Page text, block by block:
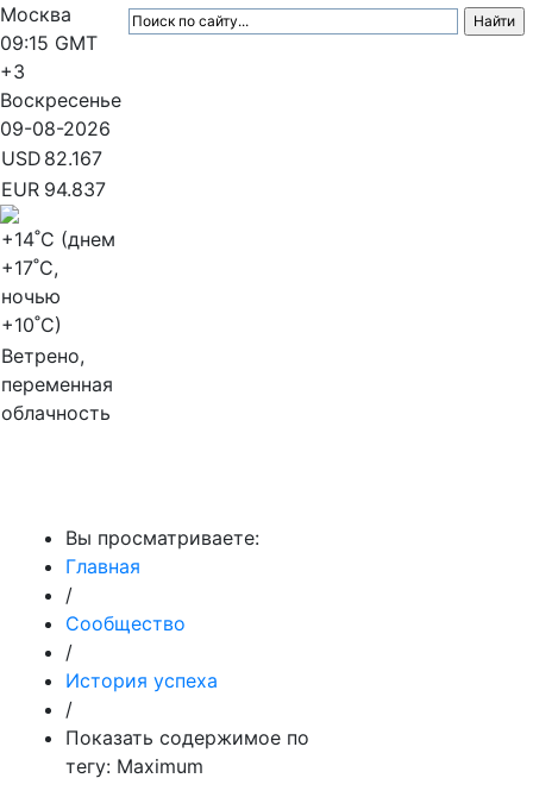
Москва
09:15 GMT
+3
Воскресенье
09-08-2026
USD 82.167
EUR 94.837
+14˚C (днем
+17˚C,
ночью
+10˚C)
Ветрено,
переменная
облачность
Вы просматриваете:
Главная
/
Сообщество
/
История успеха
/
Показать содержимое по
тегу: Maximum